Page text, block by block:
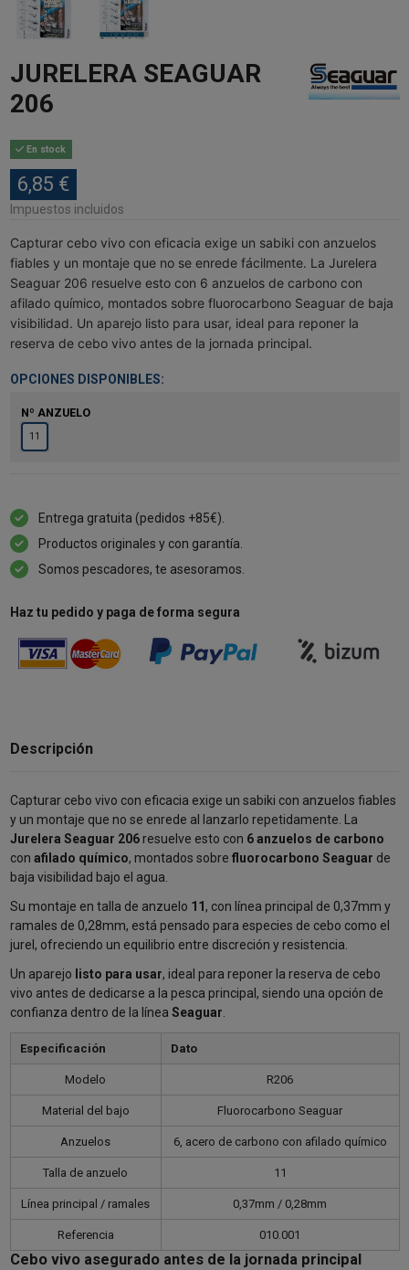
JURELERA SEAGUAR
206
En stock
6,85 €
Impuestos incluidos
Capturar cebo vivo con eficacia exige un sabiki con anzuelos
fiables y un montaje que no se enrede fácilmente. La Jurelera
Seaguar 206 resuelve esto con 6 anzuelos de carbono con
afilado químico, montados sobre fluorocarbono Seaguar de baja
visibilidad. Un aparejo listo para usar, ideal para reponer la
reserva de cebo vivo antes de la jornada principal.
OPCIONES DISPONIBLES:
Nº ANZUELO
11
Entrega gratuita (pedidos +85€).
Productos originales y con garantía.
Somos pescadores, te asesoramos.
Haz tu pedido y paga de forma segura
Descripción
Capturar cebo vivo con eficacia exige un sabiki con anzuelos fiables
y un montaje que no se enrede al lanzarlo repetidamente. La
Jurelera Seaguar 206resuelve esto con 6 anzuelos de carbono
con afilado químico, montados sobre fluorocarbono Seaguar de
baja visibilidad bajo el agua.
Su montaje en talla de anzuelo 11, con línea principal de 0,37mm y
ramales de 0,28mm, está pensado para especies de cebo como el
jurel, ofreciendo un equilibrio entre discreción y resistencia.
Un aparejo listo para usar, ideal para reponer la reserva de cebo
vivo antes de dedicarse a la pesca principal, siendo una opción de
confianza dentro de la línea Seaguar.
Especificación Dato
Modelo R206
Material del bajo Fluorocarbono Seaguar
Anzuelos 6, acero de carbono con afilado químico
Talla de anzuelo 11
Línea principal / ramales 0,37mm / 0,28mm
Referencia 010.001
Cebo vivo asegurado antes de la jornada principal